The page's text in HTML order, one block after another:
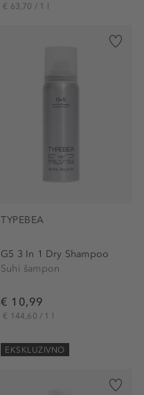
€ 63,70 / 1 l
TYPEBEA
G5 3 In 1 Dry Shampoo
Suhi šampon
€ 10,99
€ 144,60 / 1 l
EKSKLUZIVNO